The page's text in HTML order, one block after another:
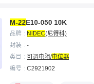
M-22E10-050 10K
品牌 NIDEC(尼得科)
封装
-
类目
可调电阻/电位器
编号
C2921902